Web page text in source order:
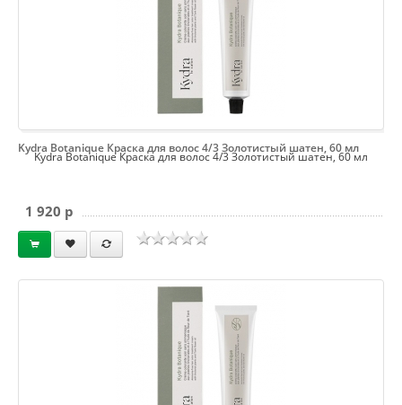
Kydra Botanique Краска для волос 4/3 Золотистый шатен, 60 мл
Kydra Botanique Краска для волос 4/3 Золотистый шатен, 60 мл
1 920 p